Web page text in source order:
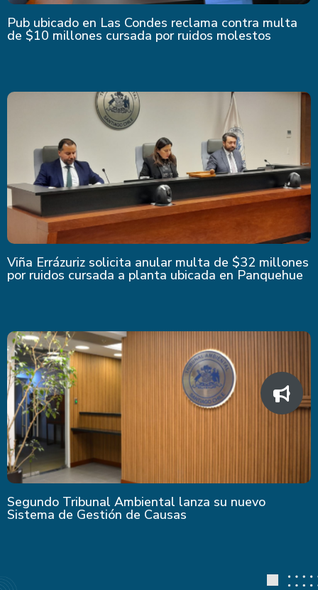
Pub ubicado en Las Condes reclama contra multa
de $10 millones cursada por ruidos molestos
Viña Errázuriz solicita anular multa de $32 millones
por ruidos cursada a planta ubicada en Panquehue
Segundo Tribunal Ambiental lanza su nuevo
Sistema de Gestión de Causas